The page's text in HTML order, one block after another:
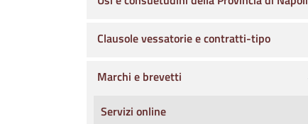
Clausole vessatorie e contratti-tipo
Marchi e brevetti
Servizi online